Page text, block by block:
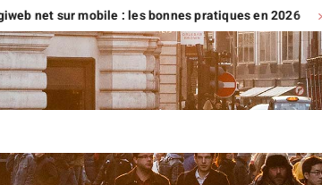
mobile : les bonnes pratiques en 2026